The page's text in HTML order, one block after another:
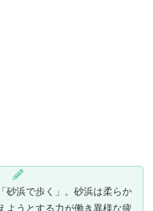
砂浜で歩く」。砂浜は柔らか
ようとする力が働き異様な疲